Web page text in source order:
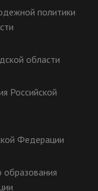
политики
области
Российской
Федерации
образования